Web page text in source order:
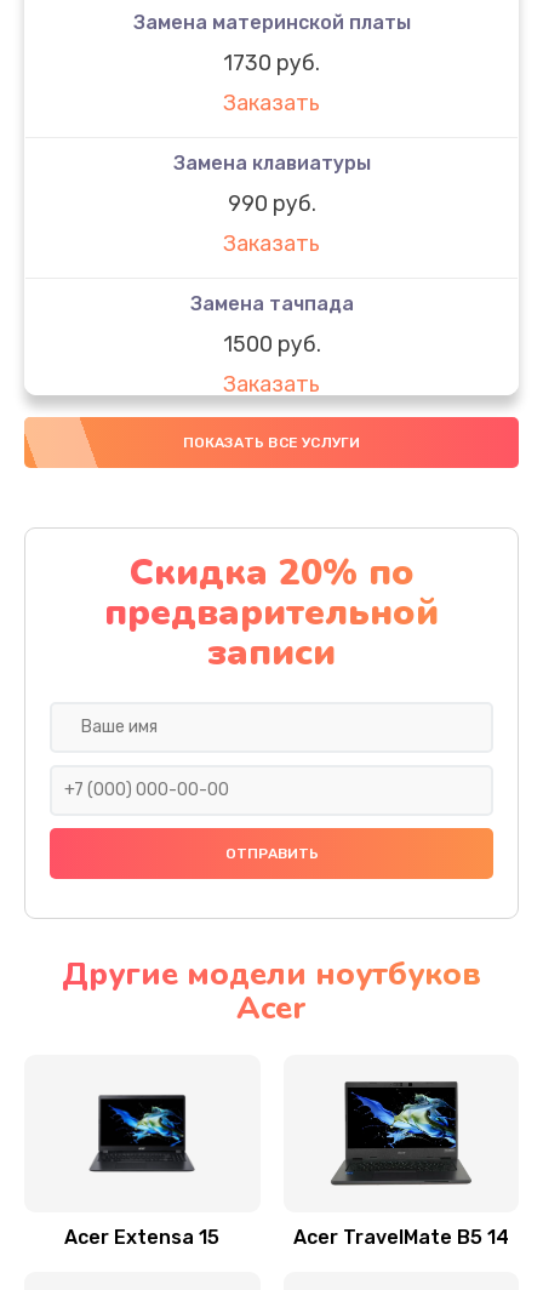
Замена материнской платы
1730 руб.
Заказать
Замена клавиатуры
990 руб.
Заказать
Замена тачпада
1500 руб.
Заказать
Замена южного моста
Заказать
Чистка от пыли
1060 руб.
Заказать
Ремонт подсветки
Настройка BIOS
Замена видеочипа
Заказать
ПОКАЗАТЬ ВСЕ УСЛУГИ
Скидка 20% по
предварительной
записи
Другие модели ноутбуков
Acer
Acer Extensa 15 Acer TravelMate B5 14